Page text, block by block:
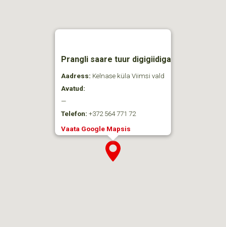
Prangli saare tuur digigiidiga
Aadress: Kelnase küla Viimsi vald
Avatud:
—
Telefon: +372 564 771 72
Vaata Google Mapsis